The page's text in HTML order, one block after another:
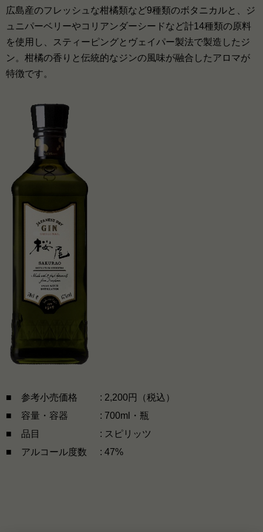
広島産のフレッシュな柑橘類など9種類のボタニカルと、ジ
ュニパーベリーやコリアンダーシードなど計14種類の原料
を使用し、スティーピングとヴェイパー製法で製造したジ
ン。柑橘の香りと伝統的なジンの風味が融合したアロマが
特徴です。
■ 参考小売価格
: 2,200円（税込）
■ 容量・容器
: 700ml・瓶
■ 品目
: スピリッツ
■ アルコール度数
: 47%